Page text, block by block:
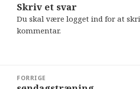
Skriv et svar
Du skal værelogget ind for at
kommentar.
FORRIGE